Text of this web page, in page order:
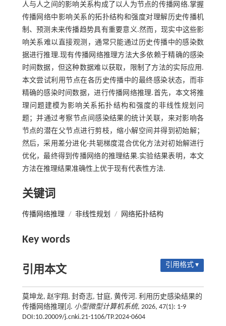
人与人之间的影响关系构成了以人为节点的传播网络.掌握
传播网络中影响关系的拓扑结构和强度对理解历史传播机
制、预测未来传播趋势具有重要意义.然而，现实中这些影
响关系难以直接观测，通常只能通过历史传播中的感染数
据进行推理.现有传播网络推理方法大多依赖于精确的感染
时间数据，但这种数据难以获取，限制了方法的实际应用.
本文尝试利用节点在各历史传播中的最终感染状态，而非
精确的感染时间数据，进行传播网络推理.首先，本文将推
理问题建模为影响关系拓扑结构和强度的非线性规划问
题；并通过考察节点间感染结果的统计关联，来对影响各
节点的潜在父节点进行剪枝，缩小解空间并得到初始解；
然后，采用差分进化-共轭梯度混合优化方法对初始解进行
优化，最终得到传播网络的推理结果.实验结果表明，本文
方法在推理结果准确性上优于现有代表性方法.
关键词
传播网络推理 / 非线性规划 / 网络拓扑结构
Key words
引用本文 引用格式 ▾
莫坤龙, 赵宇翔, 封奇志, 甘庭, 黄传河. 利用历史感染结果的
传播网络推理[J]. 小型微型计算机系统, 2026, 47(1): 1-9
DOI:10.20009/j.cnki.21-1106/TP.2024-0604